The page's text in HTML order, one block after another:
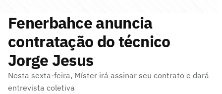
Fenerbahce anuncia
contratação do técnico
Jorge Jesus
Nesta sexta-feira, Míster irá assinar seu contrato e dará
entrevista coletiva